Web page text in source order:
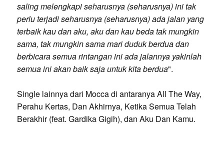
saling melengkapi seharusnya (seharusnya) ini tak
perlu terjadi seharusnya (seharusnya) ada jalan yang
terbaik kau dan aku, aku dan kau beda tak mungkin
sama, tak mungkin sama mari duduk berdua dan
berbicara semua rintangan ini ada jalannya yakinlah
semua ini akan baik saja untuk kita berdua".
Single lainnya dari Mocca di antaranya All The Way,
Perahu Kertas, Dan Akhirnya, Ketika Semua Telah
Berakhir (feat. Gardika Gigih), dan Aku Dan Kamu.